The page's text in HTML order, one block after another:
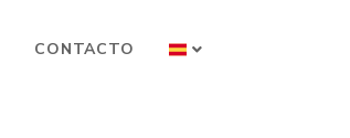
CONTACTO